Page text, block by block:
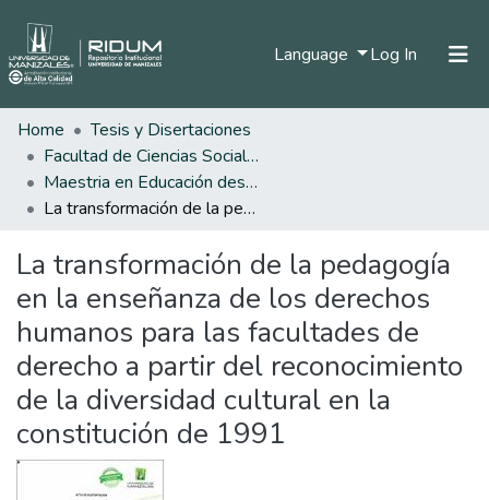
Language Log In (current)
Statistics
Home
Tesis y Disertaciones
Facultad de Ciencias Sociales y Humanas
Maestria en Educación desde la Diversidad
La transformación de la pedagogía en la enseñanza de los derechos humanos para las facultades de derecho a partir del reconocimiento de la diversidad cultural en la constitución de 1991
La transformación de la pedagogía
en la enseñanza de los derechos
humanos para las facultades de
derecho a partir del reconocimiento
de la diversidad cultural en la
constitución de 1991